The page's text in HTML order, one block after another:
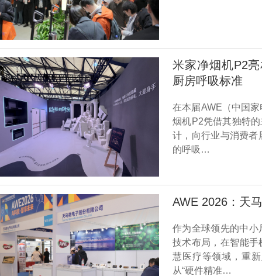
米家净烟机P2
厨房呼吸标准
在本届AWE（中国
烟机P2凭借其独特
计，向行业与消费者
的呼吸…
AWE 2026：天
作为全球领先的中小
技术布局，在智能
慧医疗等领域，重
从“硬件精准…